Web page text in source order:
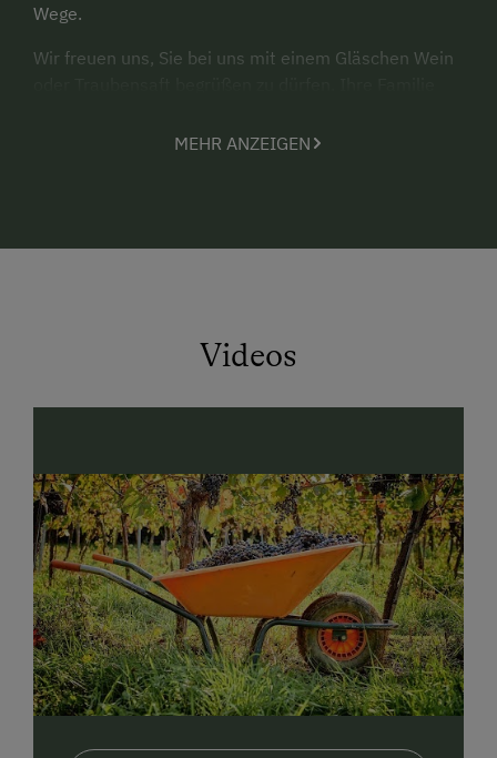
Wege.
Wir freuen uns, Sie bei uns mit einem Gläschen Wein
MEHR ANZEIGEN
Videos